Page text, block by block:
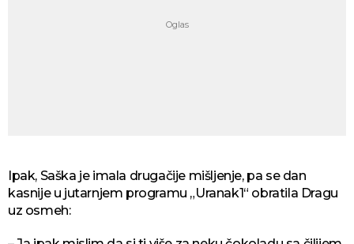
Ipak, Saška je imala drugačije mišljenje, pa se dan
kasnije u jutarnjem programu „Uranak1“ obratila Dragu
uz osmeh: